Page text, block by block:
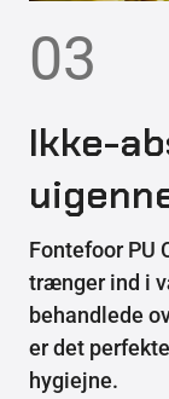
03
Ikke-
Fontefoor PU
trænger ind i
behandlede
er det
hygiejne.